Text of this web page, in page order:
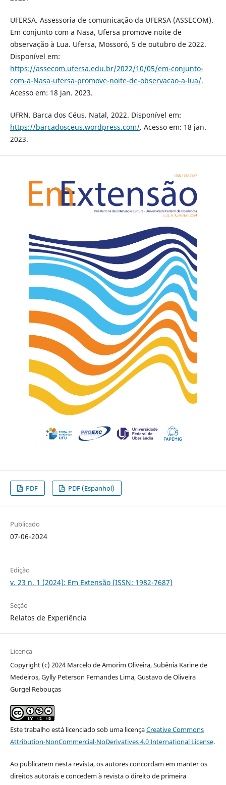
UFERSA. Assessoria de comunicação da UFERSA (ASSECOM).
Em conjunto com a Nasa, Ufersa promove noite de
observação à Lua. Ufersa, Mossoró, 5 de outubro de 2022.
Disponível em:
https://assecom.ufersa.edu.br/2022/10/05/em-conjunto-
com-a-Nasa-ufersa-promove-noite-de-observacao-a-lua/.
Acesso em: 18 jan. 2023.
UFRN. Barca dos Céus. Natal, 2022. Disponível em:
https://barcadosceus.wordpress.com/. Acesso em: 18 jan.
2023.
PDF PDF (Espanhol)
Publicado
07-06-2024
Edição
v. 23 n. 1 (2024): Em Extensão (ISSN: 1982-7687)
Seção
Relatos de Experiência
Licença
Copyright (c) 2024 Marcelo de Amorim Oliveira, Subênia Karine de
Medeiros, Gylly Peterson Fernandes Lima, Gustavo de Oliveira
Gurgel Rebouças
Este trabalho está licenciado sob uma licençaCreative Commons
Attribution-NonCommercial-NoDerivatives 4.0 International License.
Ao publicarem nesta revista, os autores concordam em manter os
direitos autorais e concedem à revista o direito de primeira